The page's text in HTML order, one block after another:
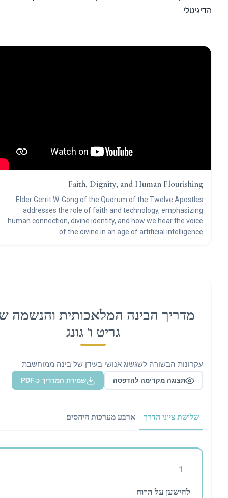
Faith, Dignity, and Human Flourishing
Elder Gerrit W. Gong of the Quorum of the Twelve Apostles
addresses the role of faith and technology, emphasizing
human connection, divine identity, and how we hear the voice
of the divine in an age of artificial intelligence.
מדריך הבינה המלאכותית והנשמה של
גריט ו' גונג
עקרונות הבשורה לשגשוג אנושי בעידן של בינה ממוחשבת
תצוגה מקדימה להדפסה שמירת המדריך כ-PDF
שלושת ציוני הדרך ארבע מערכות היחסים
להישען על הרוח